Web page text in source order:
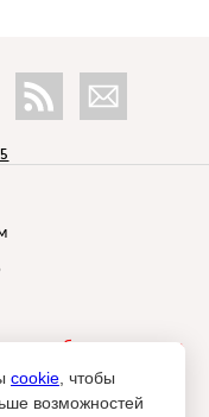
брендингового
только при
cookie , чтобы
возможностей